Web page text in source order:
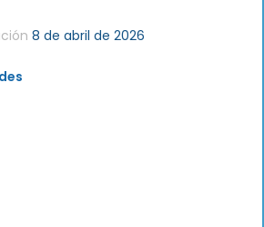
8 de abril de 2026